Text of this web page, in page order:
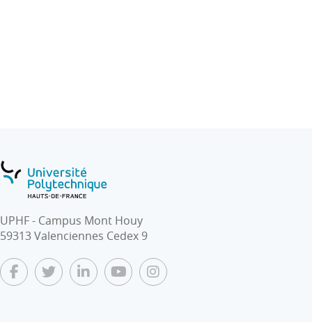
UPHF - Campus Mont Houy
59313 Valenciennes Cedex 9